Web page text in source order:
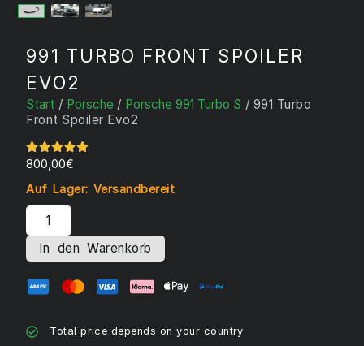
991 TURBO FRONT SPOILER
EVO2
Start / Porsche/ Porsche 991 Turbo S / 991 Turbo
Front Spoiler Evo2
800,00€
Auf Lager: Versandbereit
In den Warenkorb
Total price depends on your country